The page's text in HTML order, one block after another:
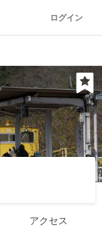
ログイン
アクセス